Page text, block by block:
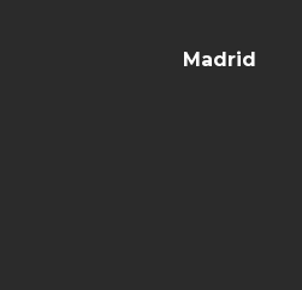
Madrid